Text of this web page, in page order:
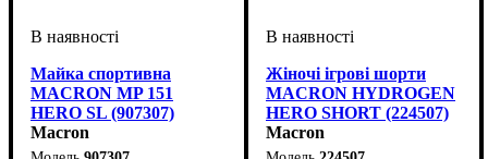
Майка спортивна
MACRON MP 151
HERO SL (907307)
Macron
Жіночі ігрові шорти
MACRON HYDROGEN
HERO SHORT (224507)
Macron